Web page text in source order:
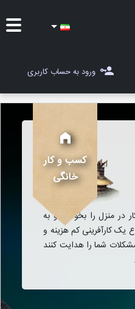
ورود به حساب کاربری
کسب و کار
خانگی
در منزل را بخوانید و به
یک کارآفرینی کم هزینه و
شما را هدایت کنند